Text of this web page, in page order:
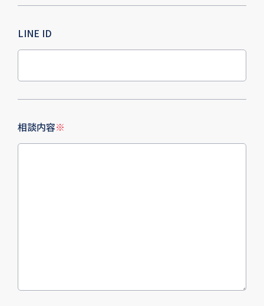
LINE ID
相談内容※